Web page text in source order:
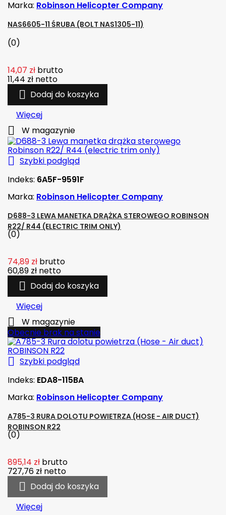
Marka: Robinson Helicopter Company
NAS6605-11 ŚRUBA (BOLT NAS1305-11)
(0)
14,07 zł brutto
11,44 zł netto
 Dodaj do koszyka
Więcej
 W magazynie
 Szybki podgląd
Indeks: 6A5F-9591F
Marka: Robinson Helicopter Company
D688-3 LEWA MANETKA DRĄŻKA STEROWEGO ROBINSON
R22/ R44 (ELECTRIC TRIM ONLY)
(0)
74,89 zł brutto
60,89 zł netto
 Dodaj do koszyka
Więcej

W magazynie
Obecnie brak na stanie
 Szybki podgląd
Indeks: EDA8-115BA
Marka: Robinson Helicopter Company
A785-3 RURA DOLOTU POWIETRZA (HOSE - AIR DUCT)
ROBINSON R22
(0)
895,14 zł brutto
727,76 zł netto
 Dodaj do koszyka
Więcej